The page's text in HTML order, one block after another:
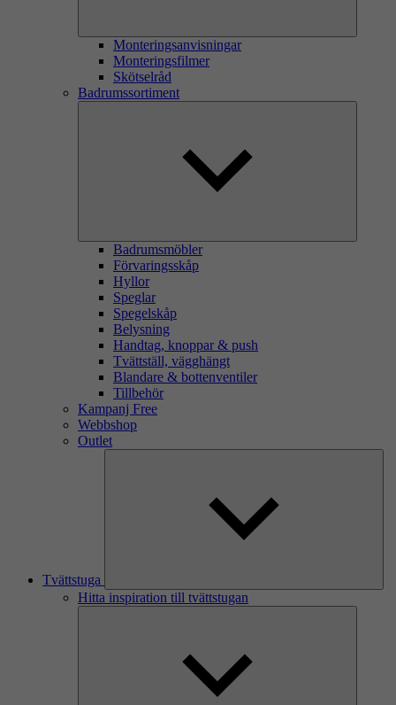
Monteringsanvisningar
Monteringsfilmer
Skötselråd
Badrumssortiment
Badrumsmöbler
Förvaringsskåp
Hyllor
Speglar
Spegelskåp
Belysning
Handtag, knoppar & push
Tvättställ, vägghängt
Blandare & bottenventiler
Tillbehör
Kampanj Free
Webbshop
Outlet
Tvättstuga
Hitta inspiration till tvättstugan